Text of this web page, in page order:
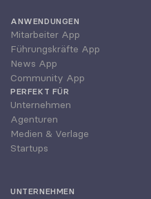
ANWENDUNGEN
Mitarbeiter App
Führungskräfte App
News App
Community App
PERFEKT FÜR
Unternehmen
Agenturen
Medien & Verlage
Startups
UNTERNEHMEN